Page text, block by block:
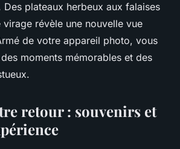
plateaux herbeux aux falaises
révèle une nouvelle vue
de votre appareil photo, vous
moments mémorables et des
retour : souvenirs et